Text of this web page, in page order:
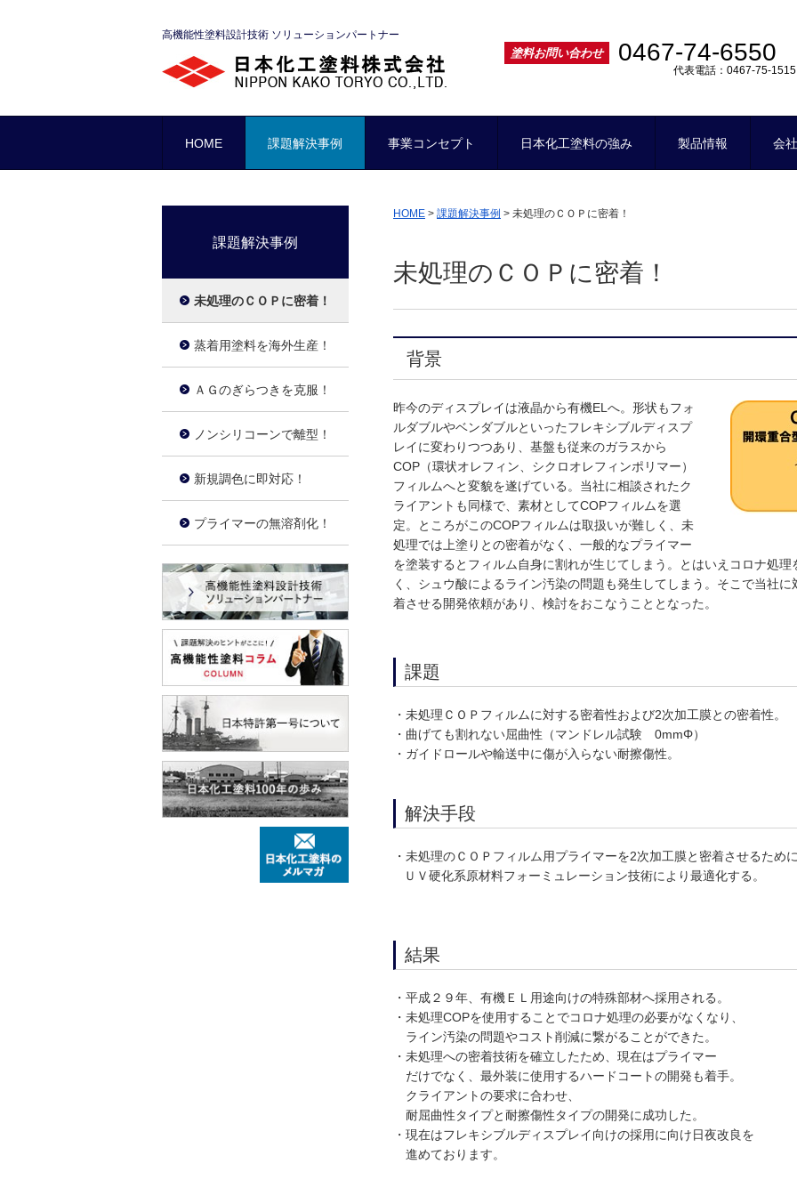
高機能性塗料設計技術 ソリューションパートナー
塗料お問い合わせ 0467-74-6550
代表電話：0467-75-1515
HOME 課題解決事例 事業コンセプト 日本化工塗料の強み 製品情報 会
HOME > 課題解決事例 > 未処理のＣＯＰに密着！
未処理のＣＯＰに密着！
背景
昨今のディスプレイは液晶から有機ELへ。形状もフォ
ルダブルやベンダブルといったフレキシブルディスプ
レイに変わりつつあり、基盤も従来のガラスから
COP（環状オレフィン、シクロオレフィンポリマー）
フィルムへと変貌を遂げている。当社に相談されたク
ライアントも同様で、素材としてCOPフィルムを選
定。ところがこのCOPフィルムは取扱いが難しく、未
処理では上塗りとの密着がなく、一般的なプライマー
を塗装するとフィルム自身に割れが生じてしまう。とはいえコロナ処
く、シュウ酸によるライン汚染の問題も発生してしまう。そこで当社
着させる開発依頼があり、検討をおこなうこととなった。
課題
・未処理ＣＯＰフィルムに対する密着性および2次加工膜との密着性。
・曲げても割れない屈曲性（マンドレル試験 0mmΦ）
・ガイドロールや輸送中に傷が入らない耐擦傷性。
解決手段
・未処理のＣＯＰフィルム用プライマーを2次加工膜と密着させるため
ＵＶ硬化系原材料フォーミュレーション技術により最適化する。
結果
・平成２９年、有機ＥＬ用途向けの特殊部材へ採用される。
・未処理COPを使用することでコロナ処理の必要がなくなり、
ライン汚染の問題やコスト削減に繋がることができた。
・未処理への密着技術を確立したため、現在はプライマー
だけでなく、 最外装に使用するハードコートの開発も着手。
クライアントの要求に合わせ、
耐屈曲性タイプと耐擦傷性タイプの開発に成功した。
・現在はフレキシブルディスプレイ向けの採用に向け日夜改良を
進めております。
課題解決事例
未処理のＣＯＰに密着！
蒸着用塗料を海外生産！
ＡＧのぎらつきを克服！
ノンシリコーンで離型！
新規調色に即対応！
プライマーの無溶剤化！